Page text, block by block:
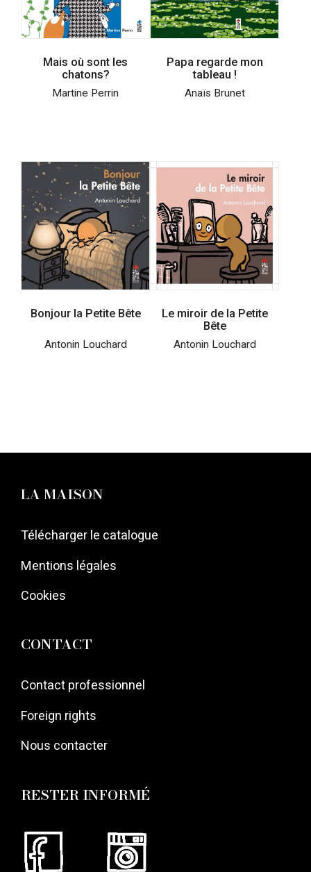
Mais où sont les
chatons?
Martine Perrin
Papa regarde mon
tableau !
Anaïs Brunet
Bonjour la Petite Bête
Antonin Louchard
Le miroir de la Petite
Bête
Antonin Louchard
LA MAISON
Télécharger le catalogue
Mentions légales
Cookies
CONTACT
Contact professionnel
Foreign rights
Nous contacter
RESTER INFORMÉ